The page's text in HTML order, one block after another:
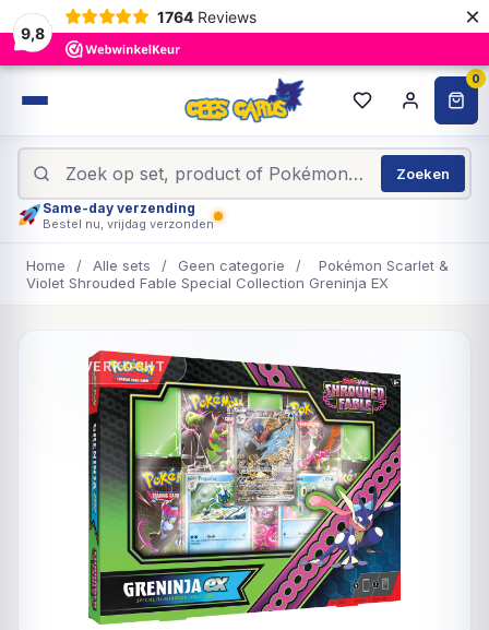
9,8
1764 Reviews ×
0
Zoeken
Same-day verzending
Bestel nu, vrijdag verzonden
Home / Alle sets / Geen categorie /
Pokémon Scarlet &
Violet Shrouded Fable Special Collection Greninja EX
UITVERKOCHT